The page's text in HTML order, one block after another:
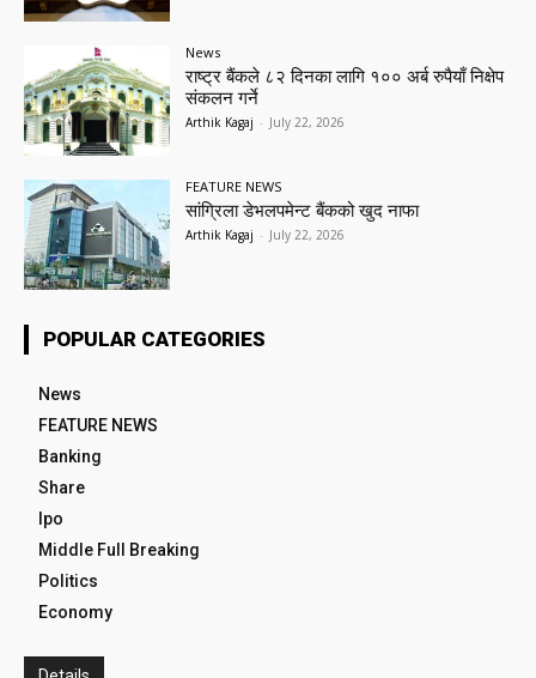
News
राष्ट्र बैंकले ८२ दिनका लागि १०० अर्ब रुपैयाँ निक्षेप
संकलन गर्ने
Arthik Kagaj - July 22, 2026
FEATURE NEWS
सांग्रिला डेभलपमेन्ट बैंकको खुद नाफा
Arthik Kagaj - July 22, 2026
POPULAR CATEGORIES
News
FEATURE NEWS
Banking
Share
Ipo
Middle Full Breaking
Politics
Economy